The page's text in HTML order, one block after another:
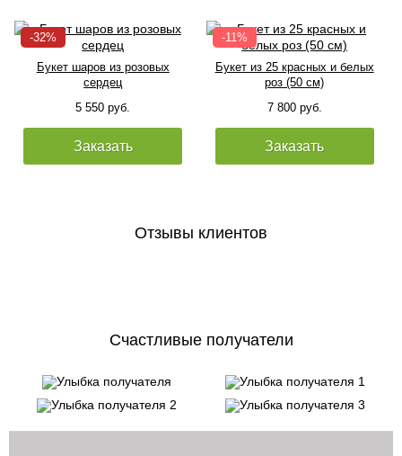
Букет шаров из розовых
сердец
5 550 руб.
Заказать
Букет из 25 красных и белых
роз (50 см)
7 800 руб.
Заказать
Отзывы клиентов
Счастливые получатели